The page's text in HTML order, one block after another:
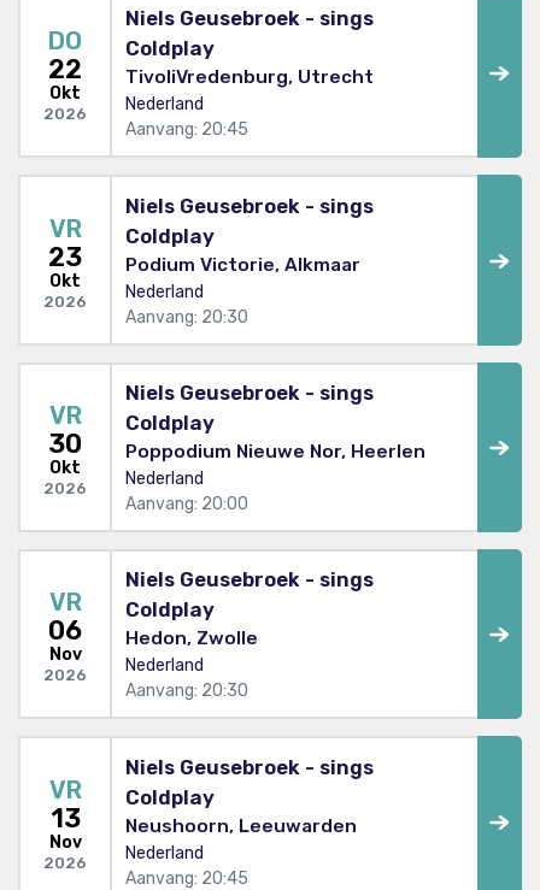
DO
22
Okt
2026
Niels Geusebroek - sings
Coldplay
TivoliVredenburg, Utrecht
Nederland
Aanvang: 20:45
VR
23
Okt
2026
Niels Geusebroek - sings
Coldplay
Podium Victorie, Alkmaar
Nederland
Aanvang: 20:30
VR
30
Okt
2026
Niels Geusebroek - sings
Coldplay
Poppodium Nieuwe Nor, Heerlen
Nederland
Aanvang: 20:00
VR
06
Nov
2026
Niels Geusebroek - sings
Coldplay
Hedon, Zwolle
Nederland
Aanvang: 20:30
VR
13
Nov
2026
Niels Geusebroek - sings
Coldplay
Neushoorn, Leeuwarden
Nederland
Aanvang: 20:45